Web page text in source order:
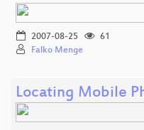
2007-08-25
61
Falko Menge
Locating Mobile